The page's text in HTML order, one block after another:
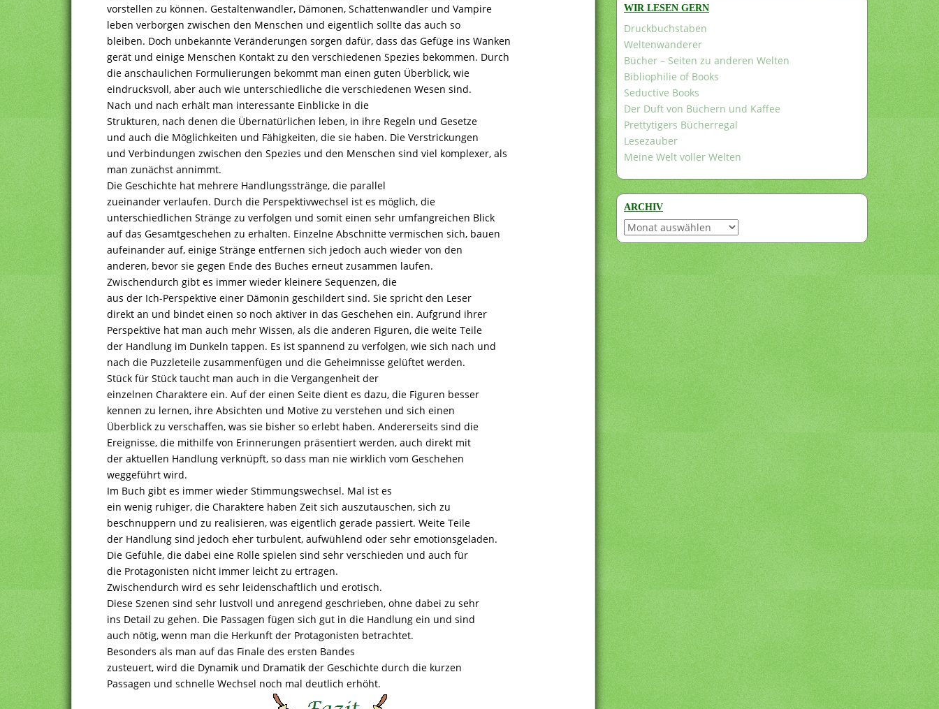
vorstellen zu können. Gestaltenwandler, Dämonen, Schattenwandler und Vampire
leben verborgen zwischen den Menschen und eigentlich sollte das auch so
bleiben. Doch unbekannte Veränderungen sorgen dafür, dass das Gefüge ins Wanken
gerät und einige Menschen Kontakt zu den verschiedenen Spezies bekommen. Durch
die anschaulichen Formulierungen bekommt man einen guten Überblick, wie
eindrucksvoll, aber auch wie unterschiedliche die verschiedenen Wesen sind.
Nach und nach erhält man interessante Einblicke in die
Strukturen, nach denen die Übernatürlichen leben, in ihre Regeln und Gesetze
und auch die Möglichkeiten und Fähigkeiten, die sie haben. Die Verstrickungen
und Verbindungen zwischen den Spezies und den Menschen sind viel komplexer, als
man zunächst annimmt.
Die Geschichte hat mehrere Handlungsstränge, die parallel
zueinander verlaufen. Durch die Perspektivwechsel ist es möglich, die
unterschiedlichen Stränge zu verfolgen und somit einen sehr umfangreichen Blick
auf das Gesamtgeschehen zu erhalten. Einzelne Abschnitte vermischen sich, bauen
aufeinander auf, einige Stränge entfernen sich jedoch auch wieder von den
anderen, bevor sie gegen Ende des Buches erneut zusammen laufen.
Zwischendurch gibt es immer wieder kleinere Sequenzen, die
aus der Ich-Perspektive einer Dämonin geschildert sind. Sie spricht den Leser
direkt an und bindet einen so noch aktiver in das Geschehen ein. Aufgrund ihrer
Perspektive hat man auch mehr Wissen, als die anderen Figuren, die weite Teile
der Handlung im Dunkeln tappen. Es ist spannend zu verfolgen, wie sich nach und
nach die Puzzleteile zusammenfügen und die Geheimnisse gelüftet werden.
Stück für Stück taucht man auch in die Vergangenheit der
einzelnen Charaktere ein. Auf der einen Seite dient es dazu, die Figuren besser
kennen zu lernen, ihre Absichten und Motive zu verstehen und sich einen
Überblick zu verschaffen, was sie bisher so erlebt haben. Andererseits sind die
Ereignisse, die mithilfe von Erinnerungen präsentiert werden, auch direkt mit
der aktuellen Handlung verknüpft, so dass man nie wirklich vom Geschehen
weggeführt wird.
Im Buch gibt es immer wieder Stimmungswechsel. Mal ist es
ein wenig ruhiger, die Charaktere haben Zeit sich auszutauschen, sich zu
beschnuppern und zu realisieren, was eigentlich gerade passiert. Weite Teile
der Handlung sind jedoch eher turbulent, aufwühlend oder sehr emotionsgeladen.
Die Gefühle, die dabei eine Rolle spielen sind sehr verschieden und auch für
die Protagonisten nicht immer leicht zu ertragen.
Zwischendurch wird es sehr leidenschaftlich und erotisch.
Diese Szenen sind sehr lustvoll und anregend geschrieben, ohne dabei zu sehr
ins Detail zu gehen. Die Passagen fügen sich gut in die Handlung ein und sind
auch nötig, wenn man die Herkunft der Protagonisten betrachtet.
Besonders als man auf das Finale des ersten Bandes
zusteuert, wird die Dynamik und Dramatik der Geschichte durch die kurzen
Passagen und schnelle Wechsel noch mal deutlich erhöht.
WIR LESEN GERN
Druckbuchstaben
Weltenwanderer
Bücher – Seiten zu anderen Welten
Bibliophilie of Books
Seductive Books
Der Duft von Büchern und Kaffee
Prettytigers Bücherregal
Lesezauber
Meine Welt voller Welten
ARCHIV
Archiv